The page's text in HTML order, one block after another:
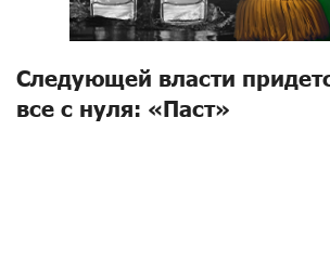
Следующей власти
все с нуля: «Паст»